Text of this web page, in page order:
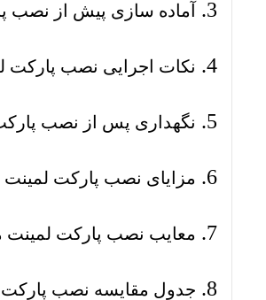
آماده سازی پیش از نصب
نکات اجرایی نصب پارکت
نگهداری پس از نصب
مزایای نصب پارکت لمینت
معایب نصب پارکت لمینت
جدول مقایسه نصب پارکت